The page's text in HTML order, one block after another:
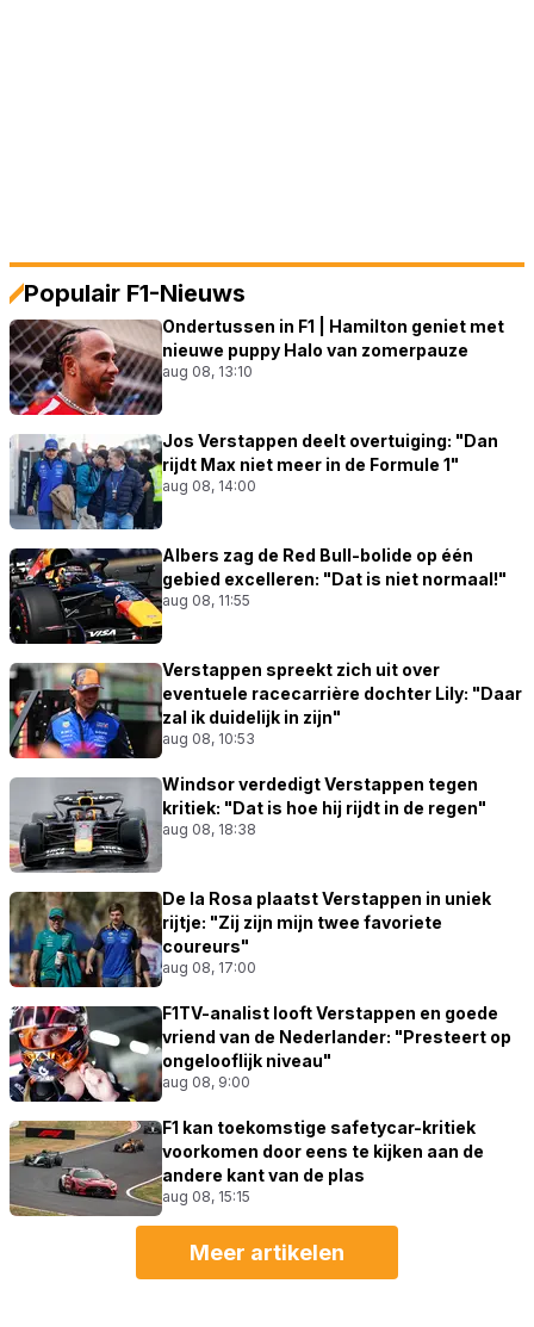
Populair F1-Nieuws
Ondertussen in F1 | Hamilton geniet met
nieuwe puppy Halo van zomerpauze
aug 08, 13:10
Jos Verstappen deelt overtuiging: "Dan
rijdt Max niet meer in de Formule 1"
aug 08, 14:00
Albers zag de Red Bull-bolide op één
gebied excelleren: "Dat is niet normaal!"
aug 08, 11:55
Verstappen spreekt zich uit over
eventuele racecarrière dochter Lily: "Daar
zal ik duidelijk in zijn"
aug 08, 10:53
Windsor verdedigt Verstappen tegen
kritiek: "Dat is hoe hij rijdt in de regen"
aug 08, 18:38
De la Rosa plaatst Verstappen in uniek
rijtje: "Zij zijn mijn twee favoriete
coureurs"
aug 08, 17:00
F1TV-analist looft Verstappen en goede
vriend van de Nederlander: "Presteert op
ongelooflijk niveau"
aug 08, 9:00
F1 kan toekomstige safetycar-kritiek
voorkomen door eens te kijken aan de
andere kant van de plas
aug 08, 15:15
Meer artikelen